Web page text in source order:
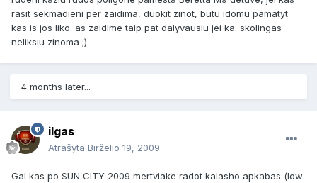
rasit sekmadieni per zaidima, duokit zinot, butu idomu pamatyt
kas is jos liko. as zaidime taip pat dalyvausiu jei ka. skolingas
neliksiu zinoma ;)
4 months later...
ilgas
Atrašyta Birželio 19, 2009
Gal kas po SUN CITY 2009 mertviake radot kalasho apkabas (low